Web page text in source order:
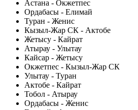
Астана - Окжетпес
Ордабасы - Елимай
Туран - Женис
Кызыл-Жар СК - Актобе
Жетысу - Кайрат
Атырау - Улытау
Кайсар - Жетысу
Окжетпес - Кызыл-Жар СК
Улытау - Туран
Актобе - Кайрат
Тобол - Атырау
Ордабасы - Женис